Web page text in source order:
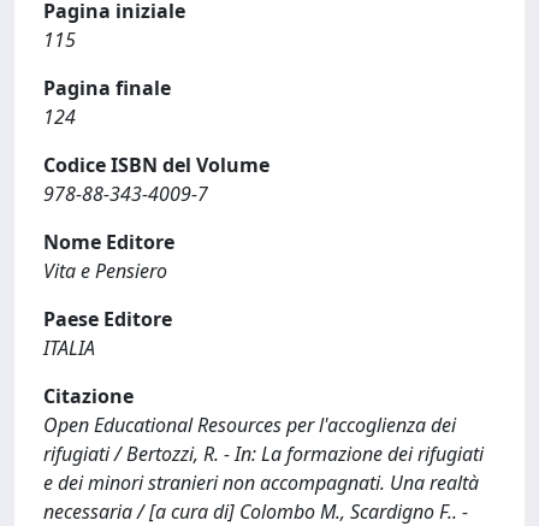
Pagina iniziale
115
Pagina finale
124
Codice ISBN del Volume
978-88-343-4009-7
Nome Editore
Vita e Pensiero
Paese Editore
ITALIA
Citazione
Open Educational Resources per l'accoglienza dei
rifugiati / Bertozzi, R. - In: La formazione dei rifugiati
e dei minori stranieri non accompagnati. Una realtà
necessaria / [a cura di] Colombo M., Scardigno F.. -